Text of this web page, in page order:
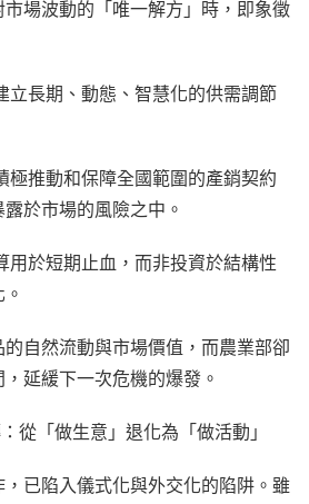
場波動的「唯一解方」時，即象徵
立長期、動態、智慧化的供需調節
極推動和保障全國範圍的產銷契約
於市場的風險之中。
用於短期止血，而非投資於結構性
自然流動與市場價值，而農業部卻
延緩下一次危機的爆發。
從「做生意」退化為「做活動」
已陷入儀式化與外交化的陷阱。雖